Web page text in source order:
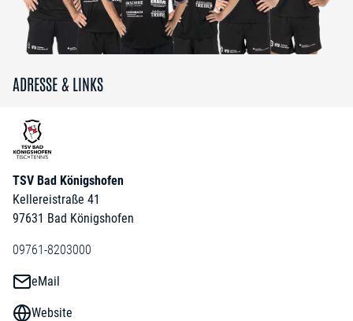
ADRESSE & LINKS
TSV Bad Königshofen
Kellereistraße 41
97631 Bad Königshofen
09761-8203000
eMail
Website